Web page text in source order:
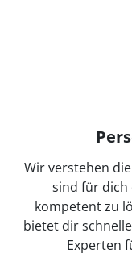
Wir verstehen
sind für dich
kompetent zu
bietet dir
Experten